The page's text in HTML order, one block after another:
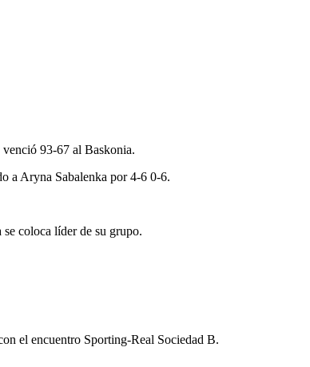
93-67 al Baskonia.
a Aryna Sabalenka por 4-6 0-6.
coloca líder de su grupo.
el encuentro Sporting-Real Sociedad B.